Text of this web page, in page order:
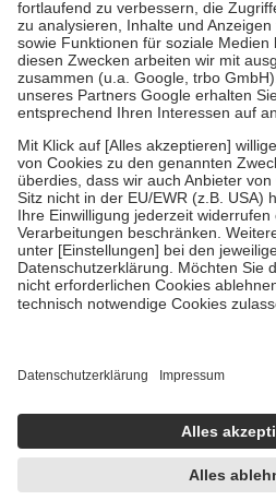
Diese Regeln gelten grundsätzlich
Bei Heilmitteln und häuslicher
Zuzahlung zehn Prozent der Kosten
Verordnung.
Um das Engagement der Versicherten
stärken und die besondere Stellung
fallenkeine Zuzahlungenan bei:
• Kindern und Jugendlichen bis zum
mit Ausnahme der Fahrkosten
• Untersuchungen zur Vorsorge und
GKV getragen werden
• empfohlenen Schutzimpfungen
• Harn- und Blutteststreifen
getroffen, um sicherzustellen, dass es
https://help.etrusted.com/hc/de/
Einige Bilder und Inhalte wurden